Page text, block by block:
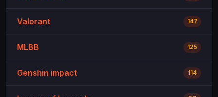
Valorant 147
MLBB 125
Genshin impact 114